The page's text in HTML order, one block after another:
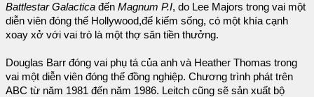
Battlestar Galactica đến Magnum P.I, do Lee Majors trong vai một
diễn viên đóng thế Hollywood,để kiếm sống, có một khía cạnh
xoay xở với vai trò là một thợ săn tiền thưởng.
Douglas Barr đóng vai phụ tá của anh và Heather Thomas trong
vai một diễn viên đóng thế đồng nghiệp. Chương trình phát trên
ABC từ năm 1981 đến năm 1986. Leitch cũng sẽ sản xuất bộ